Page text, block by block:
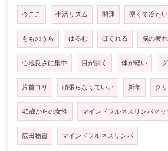
今ここ 生活リズム 開運 硬くて冷たい
もものうら ゆるむ ほぐれる 脳の疲れ
心地良さに集中 目が開く 体が軽い
片首コリ 頑張らなくていい 新年 ク
45歳からの女性 マインドフルネスリンパマッ
広田物質 マインドフルネスリンパ